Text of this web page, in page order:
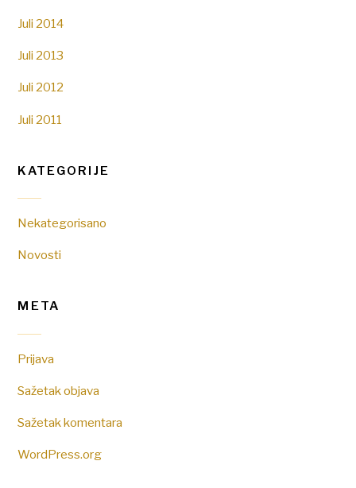
Juli 2014
Juli 2013
Juli 2012
Juli 2011
KATEGORIJE
Nekategorisano
Novosti
META
Prijava
Sažetak objava
Sažetak komentara
WordPress.org